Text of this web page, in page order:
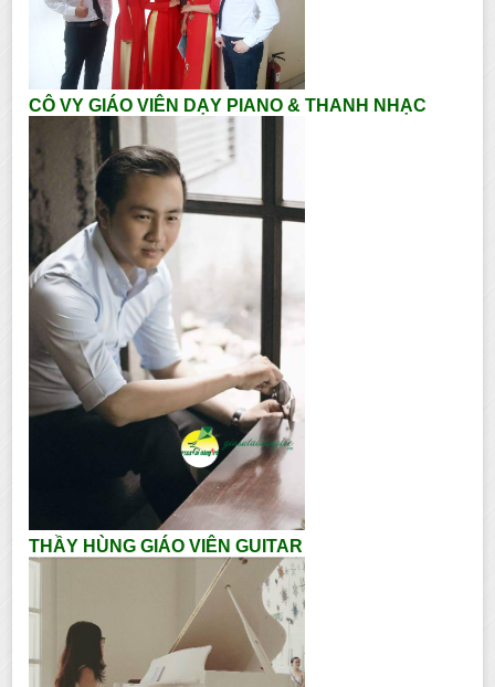
CÔ VY GIÁO VIÊN DẠY PIANO & THANH NHẠC
THẦY HÙNG GIÁO VIÊN GUITAR